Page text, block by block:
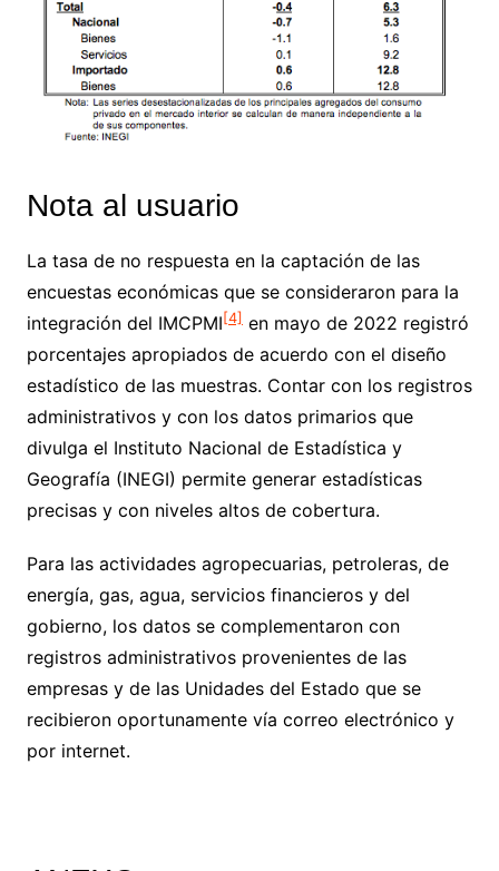
Nota al usuario
La tasa de no respuesta en la captación de las
encuestas económicas que se consideraron para la
integración del IMCPMI [4]en mayo de 2022 registró
porcentajes apropiados de acuerdo con el diseño
estadístico de las muestras. Contar con los registros
administrativos y con los datos primarios que
divulga el Instituto Nacional de Estadística y
Geografía (INEGI) permite generar estadísticas
precisas y con niveles altos de cobertura.
Para las actividades agropecuarias, petroleras, de
energía, gas, agua, servicios financieros y del
gobierno, los datos se complementaron con
registros administrativos provenientes de las
empresas y de las Unidades del Estado que se
recibieron oportunamente vía correo electrónico y
por internet.